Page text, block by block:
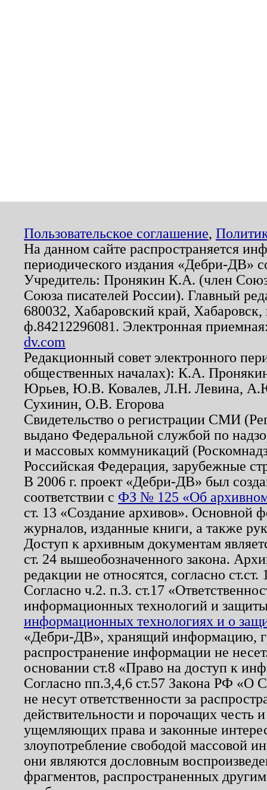
Пользовательское соглашение,
На данном сайте распространяется
периодического издания «Дебри-ДВ»
Учредитель: Пронякин К.А. (член
Союза писателей России). Главный
680032, Хабаровский край,
ф.84212296081. Электронная
dv.com
Редакционный совет электронного
общественных началах): К.А.
Юрьев, Ю.В. Ковалев, Л.Н. Левина,
Сухинин, О.В. Егорова
Свидетельство о регистрации СМИ
выдано Федеральной службой по
и массовых коммуникаций
Российская Федерация, зарубежные
В 2006 г. проект «Дебри-ДВ» был
соответствии с ФЗ № 125 «Об
ст. 13 «Создание архивов». Основной
журналов, изданные книги, а также
Доступ к архивным документам
ст. 24 вышеобозначенного закона.
редакции не относятся, согласно
Согласно ч.2. п.3. ст.17
информационных технологий и
информационных технологиях и о
«Дебри-ДВ», хранящий информацию,
распространение информации не
основании ст.8 «Право на доступ к
Согласно пп.3,4,6 ст.57 Закона РФ «О
не несут ответственности за
действительности и порочащих честь
ущемляющих права и законные
злоупотребление свободой массовой
они являются дословным
фрагментов, распространенных